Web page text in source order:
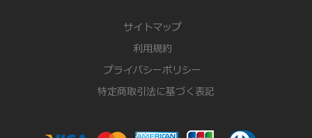
サイトマップ
利用規約
プライバシーポリシー
特定商取引法に基づく表記